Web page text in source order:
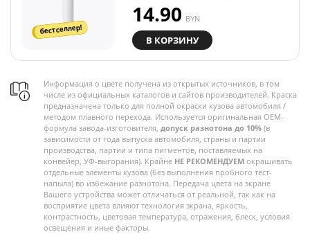
бестселлер!
14.90 BYN
В КОРЗИНУ
Информация о цвете получена из открытых источников, в том
числе из официальных каталогов и сайтов производителей. Краска
предназначена только для полной окраски кузова автомобиля /
методом плавного перехода. Используется оригинальная OEM-
формула завода-изготовителя, допуск разнотона до 10% (в
зависимости от года выпуска автомобиля, страны и партии
производства, партии и типа пигментов, поставляемых на
конвейер, УФ-выгорания). Крайне НЕ РЕКОМЕНДУЕМ окрашивать
отдельные элементы кузова (без выполнения пробного тест-
напыла) во избежание разнотона. Передача цвета на экране
Вашего устройства может отличаться от реальной, так как на
восприятие цвета влияют технология экрана, яркость,
контрастность, цветовая температура, отражения, блеск, условия
освещения и иные факторы.